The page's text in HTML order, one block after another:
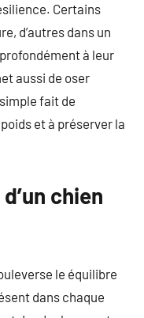
Certains
d’autres dans un
à leur
aussi de oser
fait de
et à préserver la
chien
le équilibre
dans chaque